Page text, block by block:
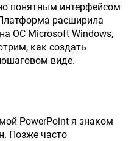
понятным интерфейсом
расширила
ОС Microsoft Windows,
как создать
виде.
PowerPoint я знаком
Позже часто